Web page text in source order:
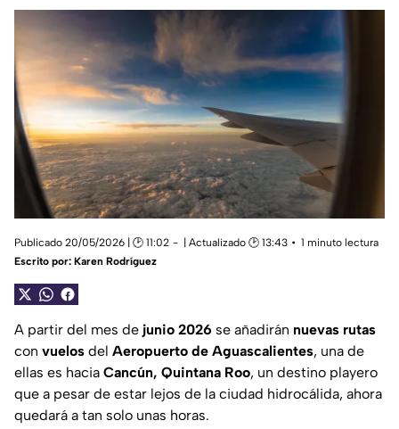
Publicado 20/05/2026 | 🕑 11:02 | Actualizado 🕑 13:43
1 minuto lectura
Escrito por: Karen Rodríguez
A partir del mes de junio 2026 se añadirán nuevas rutas
con vuelos del Aeropuerto de Aguascalientes, una de
ellas es hacia Cancún, Quintana Roo, un destino playero
que a pesar de estar lejos de la ciudad hidrocálida, ahora
quedará a tan solo unas horas.